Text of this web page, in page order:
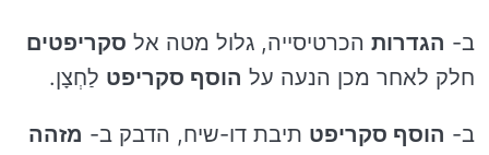
ב- הגדרות הכרטיסייה, גלול מטה אל סקריפטים
חלק לאחר מכן הנעה על הוסף סקריפט לַחְצָן.
ב- הוסף סקריפט תיבת דו-שיח, הדבק ב- מזהה